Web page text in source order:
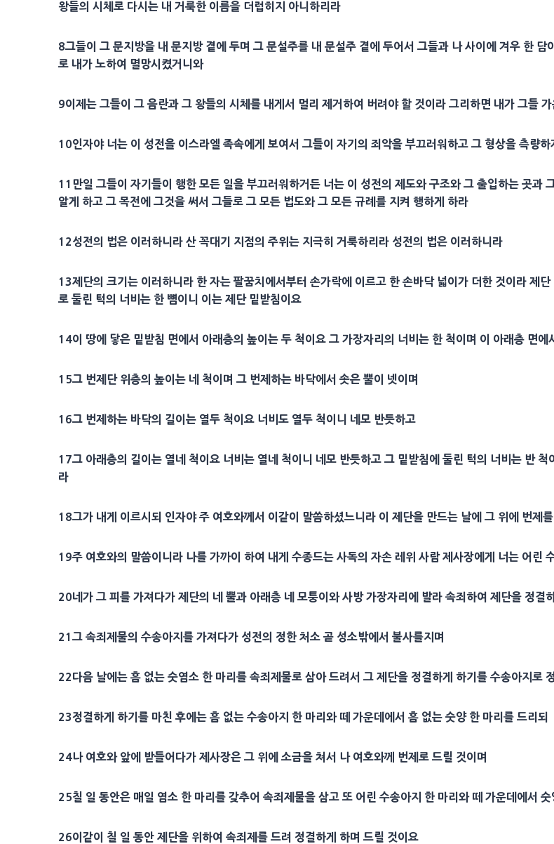
왕들의 시체로 다시는 내거룩한 이름을 더럽히지 아니하리라
8그들이 그문지방을 내문지방곁에 두며 그문설주를 내문설주 곁에 두어서 그들과 나 사이에 겨우 한
로 내가 노하여 멸망시켰거니와
9이제는 그들이 그 음란과 그 왕들의 시체를 내게서 멀리 제거하여 버려야 할 것이라 그리하면 내가 그들
10인자야 너는 이 성전을 이스라엘 족속에게 보여서 그들이 자기의 죄악을 부끄러워하고 그 형상을측량하
11 만일 그들이 자기들이 행한 모든 일을 부끄러워하거든 너는 이 성전의 제도와구조와 그출입하는 곳과
알게 하고 그목전에 그것을 써서 그들로 그 모든 법도와 그 모든규례를 지켜 행하게 하라
12성전의 법은 이러하니라 산 꼭대기 지점의 주위는 지극히거룩하리라 성전의 법은 이러하니라
13제단의 크기는 이러하니라 한 자는 팔꿈치에서부터손가락에 이르고 한 손바닥 넓이가 더한 것이라제단
로 둘린 턱의 너비는 한 뼘이니 이는제단밑받침이요
14이 땅에 닿은 밑받침 면에서 아래층의 높이는 두 척이요 그 가장자리의 너비는 한 척이며 이 아래층 면
15그 번제 단 위층의 높이는 네 척이며 그 번제하는 바닥에서 솟은 뿔이 넷이며
16그 번제하는 바닥의 길이는 열두 척이요 너비도 열두 척이니 네모 반듯하고
17그 아래층의 길이는 열네 척이요 너비는 열네 척이니 네모 반듯하고 그 밑받침에 둘린 턱의 너비는 반
라
18그가 내게 이르시되 인자야 주 여호와께서 이같이 말씀하셨느니라 이제단을 만드는 날에 그 위에 번제
19주 여호와의 말씀이니라 나를 가까이 하여 내게수종드는사독의 자손레위 사람제사장에게 너는 어린
20네가 그 피를 가져다가제단의 네 뿔과 아래층 네 모퉁이와 사방 가장자리에 발라속죄하여제단을 정결
21그속죄제물의 수송아지를 가져다가 성전의 정한처소 곧 성소밖에서 불사를지며
22다음 날에는 흠 없는 숫염소 한 마리를속죄제물로 삼아 드려서 그제단을 정결하게 하기를 수송아지로
23정결하게 하기를 마친 후에는 흠 없는 수송아지 한 마리와 떼 가운데에서 흠 없는 숫양 한 마리를 드리되
24나 여호와 앞에 받들어다가제사장은 그 위에소금을 쳐서 나 여호와께 번제로 드릴 것이며
25칠 일 동안은 매일 염소 한 마리를 갖추어속죄제물을 삼고 또 어린 수송아지 한 마리와 떼 가운데에서
26이같이 칠 일 동안제단을 위하여속죄제를 드려 정결하게 하며 드릴 것이요